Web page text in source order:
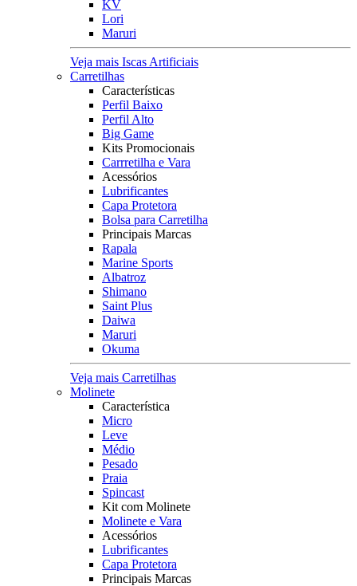
KV
Lori
Maruri
Veja mais Iscas Artificiais
Carretilhas
Características
Perfil Baixo
Perfil Alto
Big Game
Kits Promocionais
Carrretilha e Vara
Acessórios
Lubrificantes
Capa Protetora
Bolsa para Carretilha
Principais Marcas
Rapala
Marine Sports
Albatroz
Shimano
Saint Plus
Daiwa
Maruri
Okuma
Veja mais Carretilhas
Molinete
Característica
Micro
Leve
Médio
Pesado
Praia
Spincast
Kit com Molinete
Molinete e Vara
Acessórios
Lubrificantes
Capa Protetora
Principais Marcas